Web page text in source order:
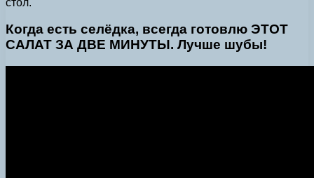
Когда есть селёдка, всегда готовлю ЭТОТ
САЛАТ ЗА ДВЕ МИНУТЫ. Лучше шубы!